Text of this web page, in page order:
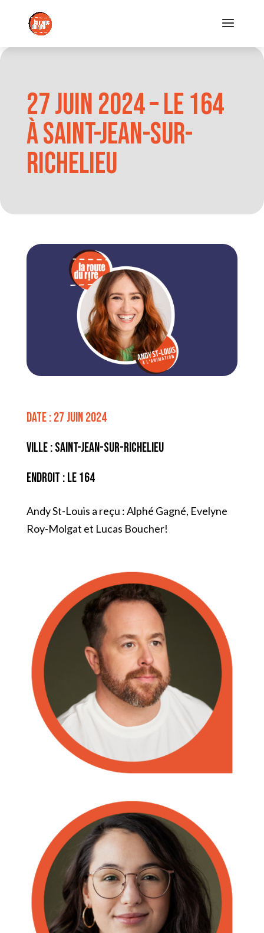
27 juin 2024 – Le 164
à Saint-Jean-sur-
Richelieu
Date : 27 juin 2024
Ville : Saint-Jean-sur-Richelieu
Endroit : Le 164
Andy St-Louis a reçu : Alphé Gagné, Evelyne
Roy-Molgat et Lucas Boucher!